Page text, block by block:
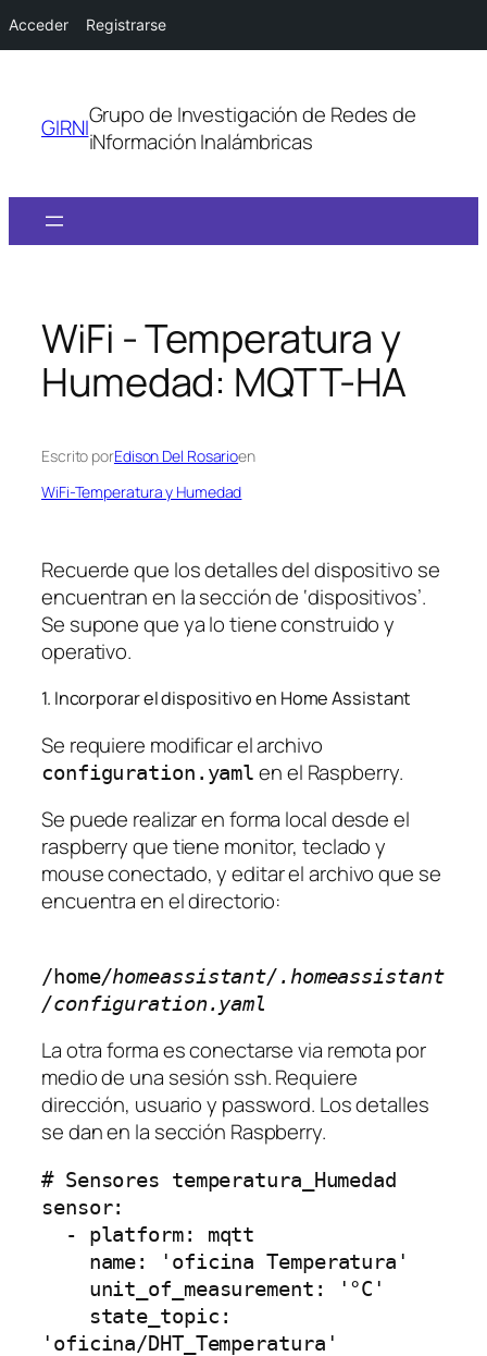
Acceder Registrarse
contenido
GIRNIGrupo de Investigación de Redes de
iNformación Inalámbricas
WiFi - Temperatura y
Humedad: MQTT-HA
Escrito porEdison Del Rosarioen
WiFi-Temperatura y Humedad
Recuerde que los detalles del dispositivo se
encuentran en la sección de ‘dispositivos’.
Se supone que ya lo tiene construido y
operativo.
1. Incorporar el dispositivo en Home Assistant
Se requiere modificar el archivo
configuration.yaml en el Raspberry.
Se puede realizar en forma local desde el
raspberry que tiene monitor, teclado y
mouse conectado, y editar el archivo que se
encuentra en el directorio:
/home/homeassistant/.homeassistant
/configuration.yaml
La otra forma es conectarse via remota por
medio de una sesión ssh. Requiere
dirección, usuario y password. Los detalles
se dan en la sección Raspberry.
# Sensores temperatura_Humedad
sensor:
'oficina/DHT_Temperatura'